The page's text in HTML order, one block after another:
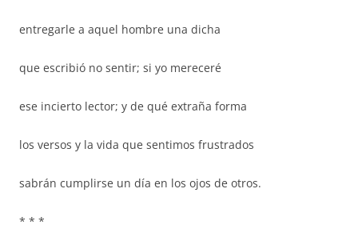
entregarle a aquel hombre una dicha
que escribió no sentir; si yo mereceré
ese incierto lector; y de qué extraña forma
los versos y la vida que sentimos frustrados
sabrán cumplirse un día en los ojos de otros.
* * *